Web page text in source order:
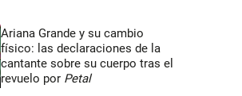
Ariana Grande y su cambio
físico: las declaraciones de la
cantante sobre su cuerpo tras el
revuelo por Petal